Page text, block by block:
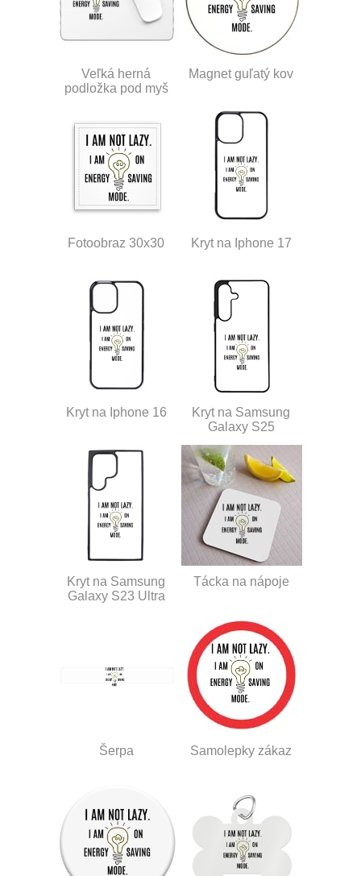
Veľká herná
podložka pod myš
Magnet guľatý kov
Fotoobraz 30x30 Kryt na Iphone 17
Kryt na Iphone 16
Kryt na Samsung
Galaxy S25
Kryt na Samsung
Galaxy S23 Ultra
Tácka na nápoje
Šerpa Samolepky zákaz